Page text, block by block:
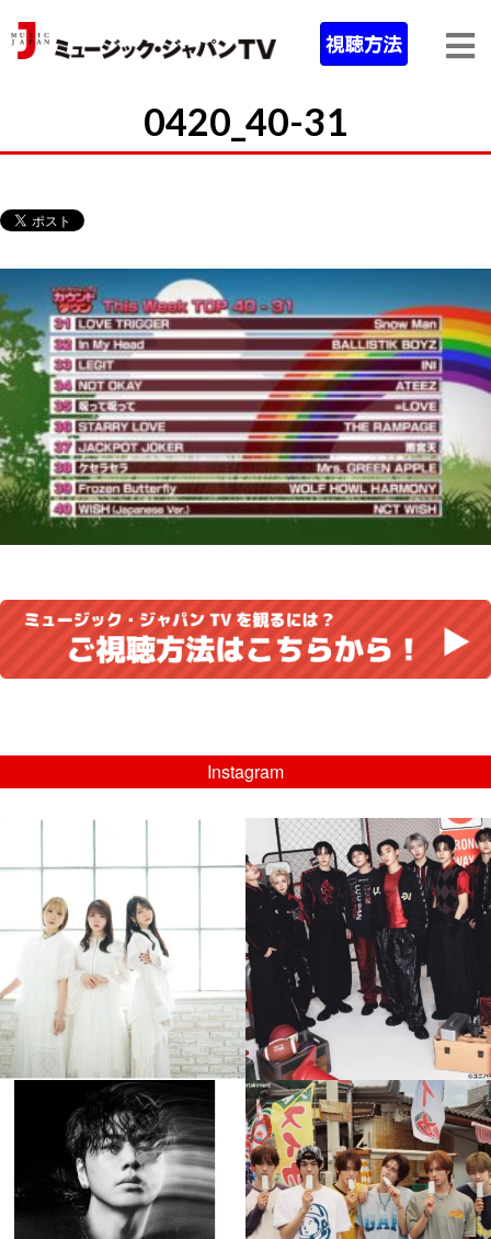
0420_40-31
Instagram
💡8/5(水)特番放送！
...
8月 4
4 0
musicjapantv
💡08/05(水)23:00特番放送！
...
8月 4
4 0
musicjapantv
💡8月特番放送決定！
...
8月 4
510 0
musicjapantv
💡8月特番放送決定！
...
8月 4
6 0